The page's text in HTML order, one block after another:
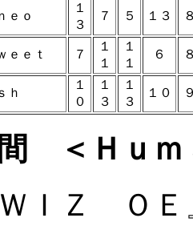
ｅｏ
１
３
７ ５ １３
ｅｅｔ ７
１
１
１
１
６
ｈ
１
０
１
３
１
３
１０
間 ＜Ｈｕｍ
ＩＺ ＯＥ